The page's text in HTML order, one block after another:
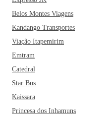
Belos Montes Viagens
Kandango Transportes
Viação Itapemirim
Emtram
Catedral
Star Bus
Kaissara
Princesa dos Inhamuns